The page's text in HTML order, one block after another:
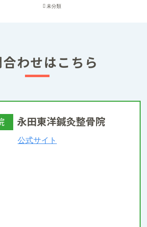
未分類
合わせはこちら
永田東洋鍼灸整骨院
公式サイト